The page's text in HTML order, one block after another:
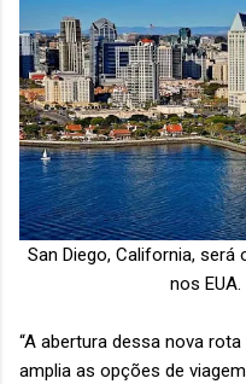
San Diego, California,
nos
“A abertura dessa nova
amplia as opções de